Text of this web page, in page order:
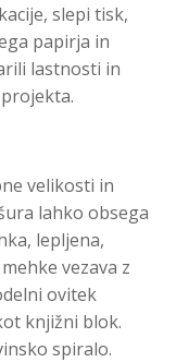
slepi tisk,
papirja in
lastnosti in
velikosti in
lahko obsega
lepljena,
vezava z
ovitek
knjižni blok.
spiralo.